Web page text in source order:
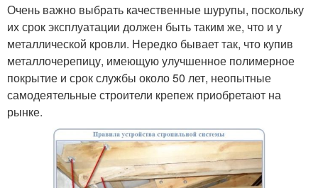
Очень важно выбрать качественные шурупы, поскольку
их срок эксплуатации должен быть таким же, что и у
металлической кровли. Нередко бывает так, что купив
металлочерепицу, имеющую улучшенное полимерное
покрытие и срок службы около 50 лет, неопытные
самодеятельные строители крепеж приобретают на
рынке.